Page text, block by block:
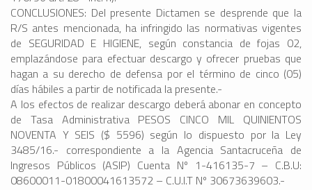
CONCLUSIONES: Del presente Dictamen se desprende que la
R/S antes mencionada, ha infringido las normativas vigentes
de SEGURIDAD E HIGIENE, según constancia de fojas 02,
emplazándose para efectuar descargo y ofrecer pruebas que
hagan a su derecho de defensa por el término de cinco (05)
días hábiles a partir de notificada la presente.-
A los efectos de realizar descargo deberá abonar en concepto
de Tasa Administrativa PESOS CINCO MIL QUINIENTOS
NOVENTA Y SEIS ($ 5596) según lo dispuesto por la Ley
3485/16.- correspondiente a la Agencia Santacruceña de
Ingresos Públicos (ASIP) Cuenta Nº 1-416135-7 – C.B.U:
08600011-01800041613572 – C.U.I.T Nº 30673639603.-